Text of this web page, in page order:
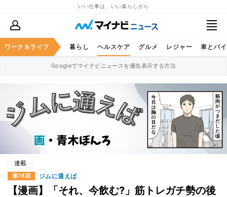
いい仕事は、いい暮らしから
ワーク＆ライフ
ススキル マネー 暮らし ヘルスケア グルメ レジャー 車とバ
Googleでマイナビニュースを優先表示する方法
連載
第74回 ジムに通えば
【漫画】「それ、今飲む?」筋トレガチ勢の後